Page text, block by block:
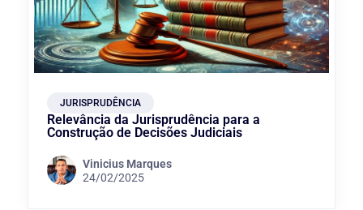
JURISPRUDÊNCIA
Relevância da Jurisprudência para a
Construção de Decisões Judiciais
Vinicius Marques
24/02/2025